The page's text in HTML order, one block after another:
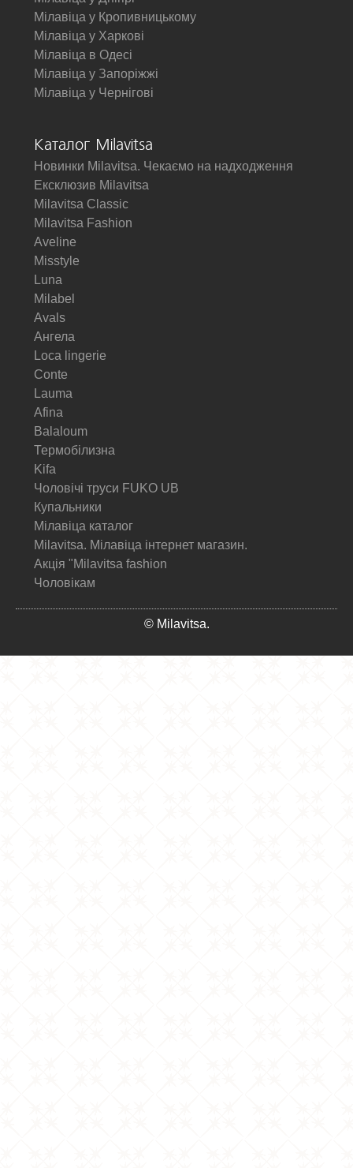
Мілавіца у Кропивницькому
Мілавіца у Харкові
Мілавіца в Одесі
Мілавіца у Запоріжжі
Мілавіца у Чернігові
Каталог Milavitsa
Новинки Milavitsa. Чекаємо на надходження
Ексклюзив Milavitsa
Milavitsa Classic
Milavitsa Fashion
Aveline
Misstyle
Luna
Milabel
Avals
Ангела
Loca lingerie
Conte
Lauma
Afina
Balaloum
Термобілизна
Kifa
Чоловічі труси FUKO UB
Купальники
Мілавіца каталог
Milavitsa. Мілавіца інтернет магазин.
Акція "Milavitsa fashion
Чоловікам
© Milavitsa.